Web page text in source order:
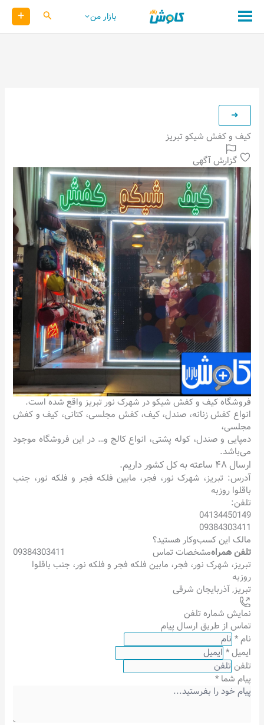
محتوا
بازار من کاوش +
کیف و کفش شیکو تبریز
گزارش آگهی
فروشگاه کیف و کفش شیکو در شهرک نور تبریز واقع شده است.
انواع کفش زنانه، صندل، کیف، کفش مجلسی، کتانی، کیف و کفش
مجلسی،
دمپایی و صندل، کوله پشتی، انواع کالج و… در این فروشگاه موجود
می‌باشد.
ارسال ۴۸ ساعته به کل کشور داریم.
آدرس: تبریز، شهرک نور، فجر، مابین فلکه فجر و فلکه نور، جنب
باقلوا روزبه
تلفن:
04134450149
09384303411
مالک این کسب‌وکار هستید؟
تلفن همراه
09384303411
مشخصات تماس
تبریز، شهرک نور، فجر، مابین فلکه فجر و فلکه نور، جنب باقلوا
روزبه
تبریز,آذربایجان شرقی
نمایش شماره تلفن
تماس از طریق ارسال پیام
نام*
ایمیل*
تلفن
پیام شما*